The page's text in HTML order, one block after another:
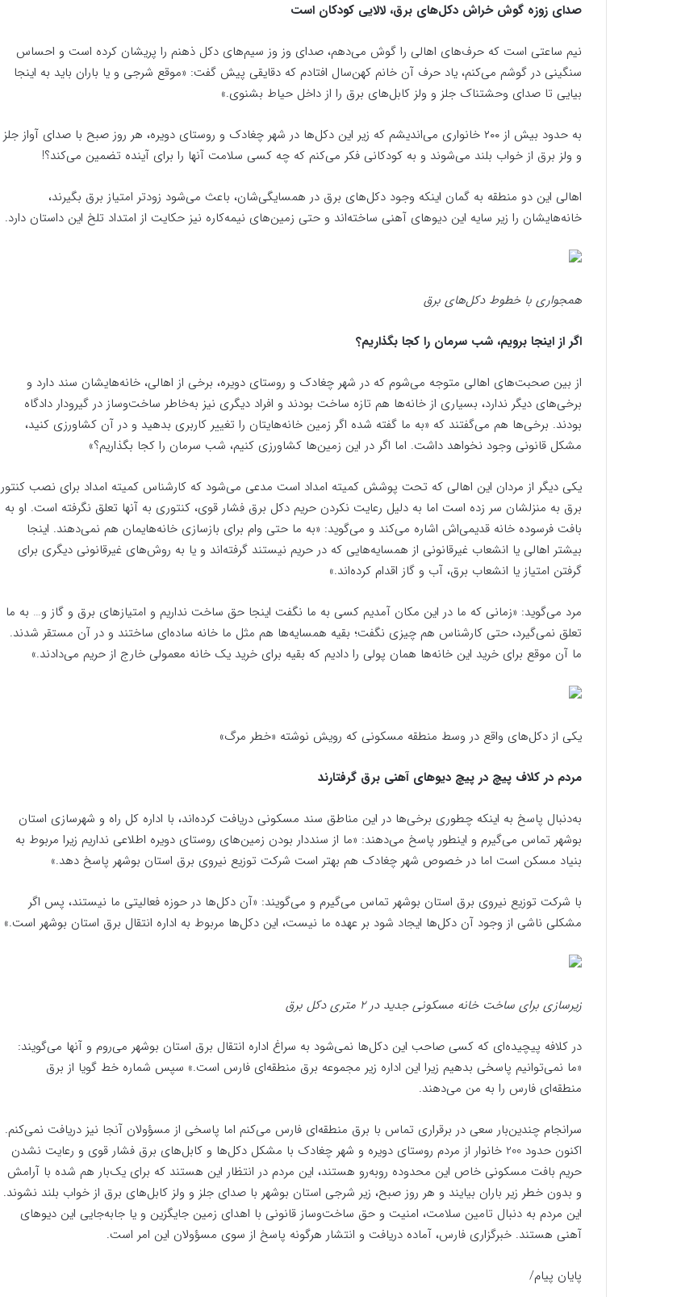
صدای زوزه گوش خراش دکل‌های برق، لالایی کودکان است
نیم ساعتی است که حرف‌های اهالی را گوش می‌دهم، صدای وز‌ وز سیم‌های دکل ذهنم را پریشان کرده است و احساس
سنگینی در گوشم می‌کنم، یاد حرف آن خانم کهن‌سال افتادم که دقایقی پیش گفت: «موقع شرجی و یا باران باید به اینجا
بیایی تا صدای وحشتناک جلز و ولز کابل‌های برق را از داخل حیاط بشنوی.»
به حدود بیش از ۲۰۰ خانواری می‌اندیشم که زیر این دکل‌ها در شهر چغادک و روستای دویره، هر روز صبح با صدای آواز جلز
و ولز برق‌ از خواب بلند می‌شوند و به کودکانی فکر می‌کنم که چه کسی سلامت آنها را برای آینده تضمین می‌کند؟!
اهالی این دو منطقه به گمان اینکه وجود دکل‌های برق در همسایگی‌‌شان، باعث می‌شود زودتر امتیاز برق بگیرند،
خانه‌هایشان را زیر سایه این دیوهای آهنی ساخته‌اند و حتی زمین‌های نیمه‌کاره نیز حکایت از امتداد تلخ این داستان دارد.
همجواری با خطوط دکل‌های برق
اگر از اینجا برویم، شب سرمان را کجا بگذاریم؟
از بین صحبت‌های اهالی متوجه می‌شوم که در شهر چغادک و روستای دویره، برخی‌ از اهالی، خانه‌هایشان سند دارد و
برخی‌های دیگر ندارد، بسیاری از خانه‌ها هم تازه ساخت بودند و افراد دیگری نیز به‌خاطر ساخت‌و‌ساز در گیرودار دادگاه
بودند. برخی‌ها هم می‌گفتند که «به‌ ما گفته شده اگر زمین خانه‌هایتان را تغییر کاربری بدهید و در آن کشاورزی کنید،
مشکل قانونی وجود نخواهد داشت. اما اگر در این زمین‌ها کشاورزی کنیم، شب سرمان را کجا بگذاریم؟»
یکی دیگر از مردان این اهالی که تحت پوشش کمیته امداد است مدعی می‌شود که کارشناس کمیته امداد برای نصب کنتور
برق به منزلشان سر زده است اما به دلیل رعایت نکردن حریم دکل برق فشار قوی، کنتوری به آنها تعلق نگرفته است. او به
بافت فرسوده خانه قدیمی‌اش اشاره می‌کند و می‌‌گوید: «به ما حتی وام برای بازسازی خانه‌هایمان هم نمی‌دهند. اینجا
بیشتر اهالی یا انشعاب غیرقانونی از همسایه‌هایی که در حریم نیستند گرفته‌اند و یا به روش‌های غیرقانونی دیگری برای
گرفتن امتیاز یا انشعاب برق، آب و گاز اقدام کرده‌اند.»
مرد می‌گوید: «زمانی که ما در این مکان آمدیم کسی به ما نگفت اینجا حق ساخت نداریم و امتیازهای برق و گاز و… به ما
تعلق نمی‌گیرد، حتی کارشناس هم چیزی نگفت؛ بقیه همسایه‌ها هم مثل ما خانه ساده‌ای ساختند و در آن مستقر شدند.
ما آن‌ موقع برای خرید این خانه‌ها همان پولی را دادیم که بقیه برای خرید یک خانه معمولی خارج از حریم می‌دادند.»
یکی از دکل‌های واقع در وسط منطقه مسکونی که رویش نوشته «خطر مرگ»
مردم در کلاف پیچ در پیچ دیوهای آهنی برق گرفتارند
به‌دنبال پاسخ به اینکه چطوری برخی‌ها در این مناطق سند مسکونی دریافت کرده‌اند، با اداره کل راه و شهرسازی استان
بوشهر تماس می‌گیرم و اینطور پاسخ می‌دهند: «ما از سنددار بودن زمین‌های روستای دویره اطلاعی نداریم زیرا مربوط به
بنیاد مسکن است اما در خصوص شهر چغادک هم بهتر است شرکت توزیع نیروی برق استان بوشهر پاسخ دهد.»
با شرکت توزیع نیروی برق استان بوشهر تماس می‌گیرم و می‌گویند: «آن دکل‌ها در حوزه فعالیتی ما نیستند، پس اگر
مشکلی ناشی از وجود آن دکل‌ها ایجاد شود بر عهده ما نیست، این دکل‌ها مربوط به اداره انتقال برق استان بوشهر است.»
زیرسازی برای ساخت خانه مسکونی جدید در 2 متری دکل برق
در کلافه پیچیده‌ای که کسی صاحب این دکل‌ها نمی‌شود به سراغ اداره انتقال برق استان بوشهر می‌روم و آنها می‌گویند:
«ما نمی‌توانیم پاسخی بدهیم زیرا این اداره زیر مجموعه برق منطقه‌ای فارس است.» سپس شماره خط گویا از برق
منطقه‌ای فارس را به من می‌دهند.
سرانجام چندین‌بار سعی در برقراری تماس با برق منطقه‌ای فارس می‌کنم اما پاسخی از مسؤولان آنجا نیز دریافت نمی‌کنم.
اکنون حدود 200 خانوار از مردم روستای دویره و شهر چغادک با مشکل دکل‌ها و کابل‌های برق فشار قوی و رعایت نشدن
حریم بافت مسکونی خاص این محدوده روبه‌رو هستند، این مردم در انتظار این هستند که برای یک‌بار هم شده با آرامش
و بدون خطر زیر باران بیایند و هر روز صبح، زیر شرجی استان بوشهر با صدای جلز و ولز کابل‌های برق از خواب بلند نشوند.
این مردم به دنبال تامین سلامت، امنیت و حق ساخت‌و‌ساز قانونی با اهدای زمین جایگزین و یا جابه‌جایی این دیوهای
آهنی هستند. خبرگزاری فارس، آماده دریافت و انتشار هرگونه پاسخ از سوی مسؤولان این امر است.
پایان پیام/